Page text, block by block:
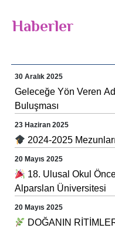
Haberler
30 Aralık 2025
Geleceğe Yön Veren
Buluşması
23 Haziran 2025
2024-2025
20 Mayıs 2025
18. Ulusal Okul
Alparslan Üniversitesi
20 Mayıs 2025
DOĞANIN